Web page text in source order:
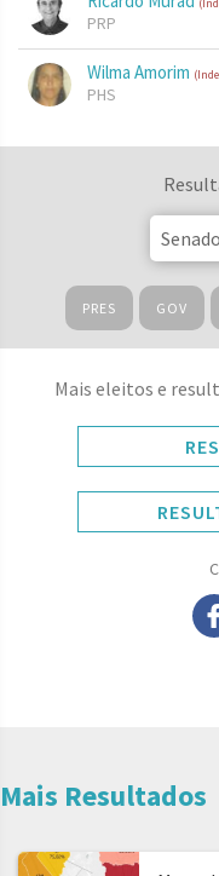
PRP
Wilma Amorim
PHS
PRES GOV
Mais eleitos e
Mais Resultados